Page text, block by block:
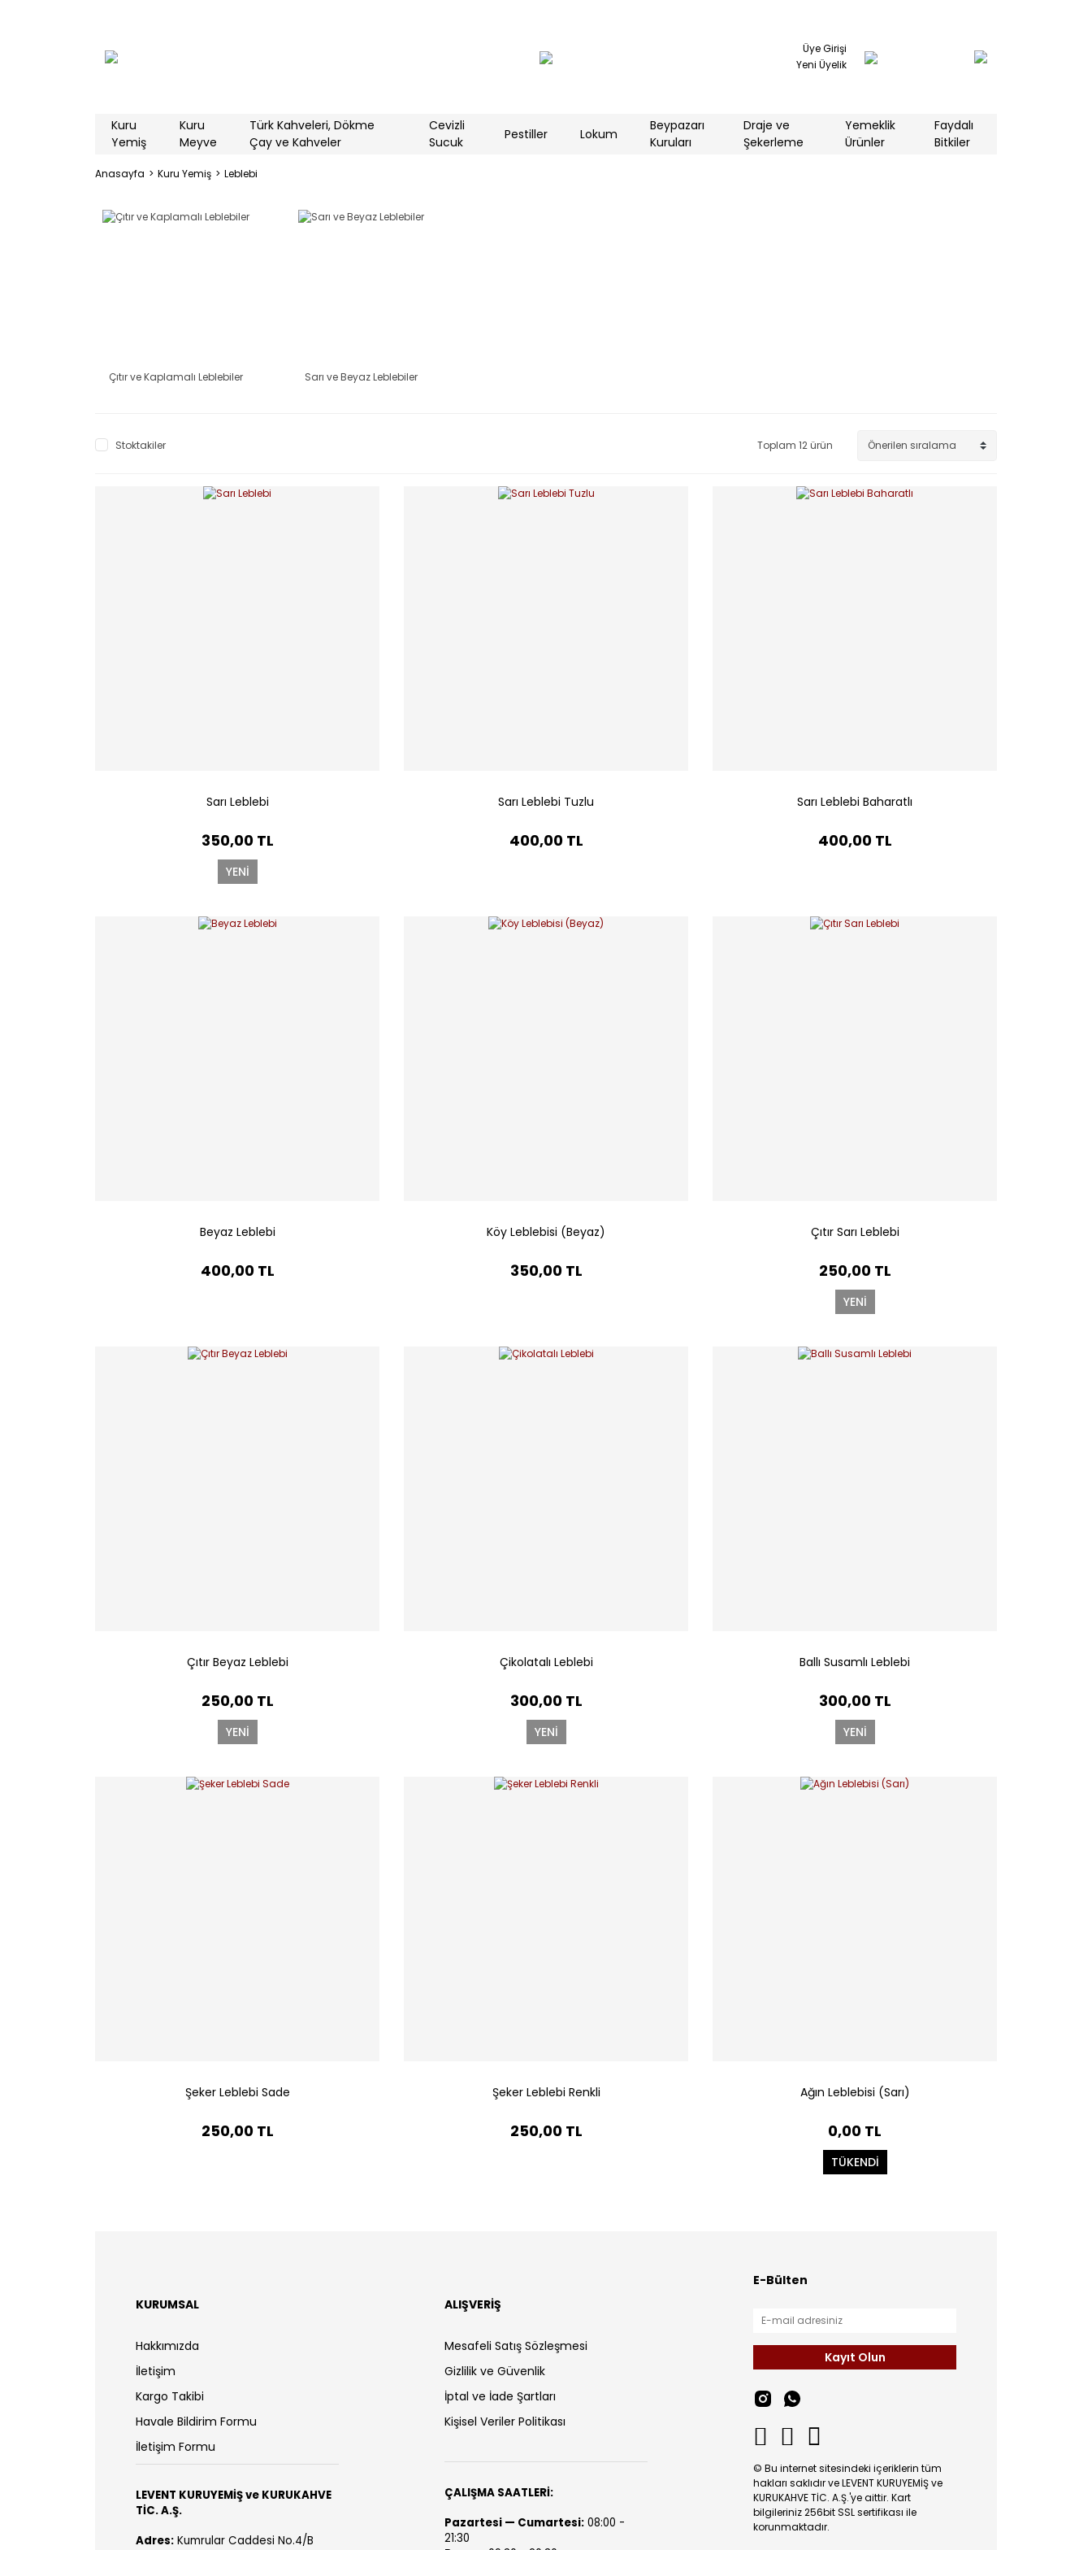
Üye Girişi
Yeni Üyelik
Kuru
Yemiş
Kuru
Meyve
Türk Kahveleri, Dökme
Çay ve Kahveler
Cevizli
Sucuk
Pestiller Lokum
Beypazarı
Kuruları
Draje ve
Şekerleme
Yemeklik
Ürünler
Faydalı
Bitkiler
Anasayfa Kuru Yemiş Leblebi
Çıtır ve Kaplamalı Leblebiler Sarı ve Beyaz Leblebiler
Stoktakiler Toplam 12 ürün
Sarı Leblebi
350,00 TL
YENİ
Sarı Leblebi Tuzlu
400,00 TL
Sarı Leblebi Baharatlı
400,00 TL
Beyaz Leblebi
400,00 TL
Köy Leblebisi (Beyaz)
350,00 TL
Çıtır Sarı Leblebi
250,00 TL
YENİ
Çıtır Beyaz Leblebi
250,00 TL
YENİ
Çikolatalı Leblebi
300,00 TL
YENİ
Ballı Susamlı Leblebi
300,00 TL
YENİ
Şeker Leblebi Sade
250,00 TL
Şeker Leblebi Renkli
250,00 TL
Ağın Leblebisi (Sarı)
0,00 TL
TÜKENDİ
KURUMSAL
Hakkımızda
İletişim
Kargo Takibi
Havale Bildirim Formu
İletişim Formu
LEVENT KURUYEMİŞ ve KURUKAHVE
TİC. A.Ş.
Adres: Kumrular Caddesi No.4/B
ALIŞVERİŞ
Mesafeli Satış Sözleşmesi
Gizlilik ve Güvenlik
İptal ve İade Şartları
Kişisel Veriler Politikası
ÇALIŞMA SAATLERİ:
Pazartesi — Cumartesi: 08:00 -
21:30
E-Bülten
Kayıt Olun
© Bu internet sitesindeki içeriklerin tüm
hakları saklıdır ve LEVENT KURUYEMİŞ ve
KURUKAHVE TİC. A.Ş.'ye aittir. Kart
bilgileriniz 256bit SSL sertifikası ile
korunmaktadır.